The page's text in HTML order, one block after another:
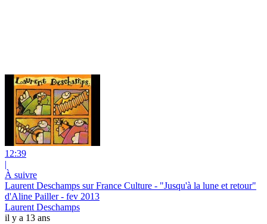
12:39
|
À suivre
Laurent Deschamps sur France Culture - "Jusqu'à la lune et retour"
d'Aline Pailler - fev 2013
Laurent Deschamps
il y a 13 ans